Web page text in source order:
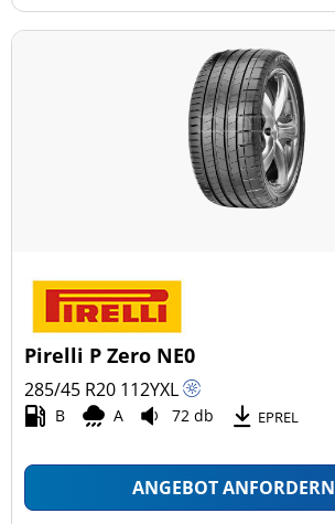
Pirelli P Zero NE0
285/45 R20 112YXL
B A 72 db EPREL
ANGEBOT ANFORDERN